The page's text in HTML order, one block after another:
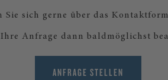
Sie sich gerne über das
Anfrage dann baldmöglichst
ANFRAGE STELLEN